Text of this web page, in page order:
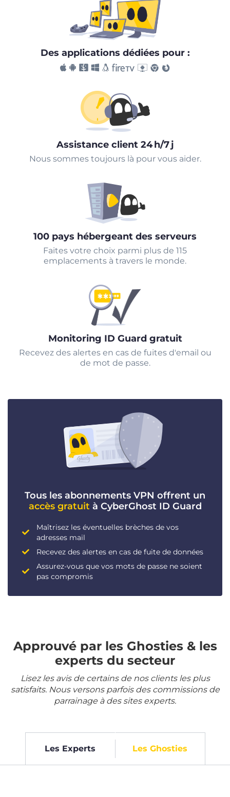
Des applications dédiées pour :
Assistance client 24 h/7 j
Nous sommes toujours là pour vous aider.
100 pays hébergeant des serveurs
Faites votre choix parmi plus de 115
emplacements à travers le monde.
Monitoring ID Guard gratuit
Recevez des alertes en cas de fuites d'email ou
de mot de passe.
Tous les abonnements VPN offrent un
accès gratuit à CyberGhost ID Guard
Maîtrisez les éventuelles brèches de vos
adresses mail
Recevez des alertes en cas de fuite de données
Assurez-vous que vos mots de passe ne soient
pas compromis
Approuvé par les Ghosties & les
experts du secteur
Lisez les avis de certains de nos clients les plus
satisfaits. Nous versons parfois des commissions de
parrainage à des sites experts.
Les Experts Les Ghosties